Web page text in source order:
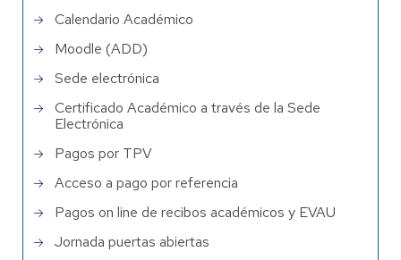
Calendario Académico
Moodle (ADD)
Sede electrónica
Certificado Académico a través de la Sede
Electrónica
Pagos por TPV
Acceso a pago por referencia
Pagos on line de recibos académicos y EVAU
Jornada puertas abiertas